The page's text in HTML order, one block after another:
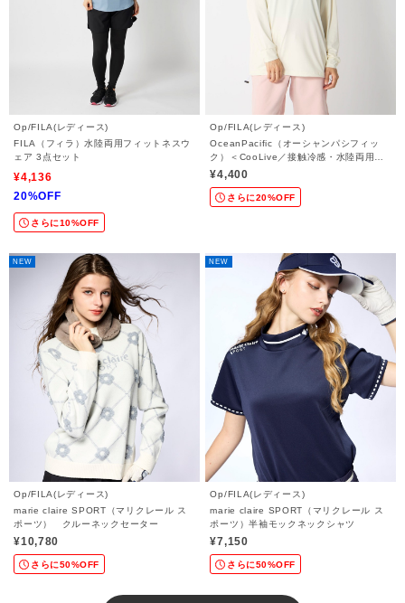
Op/FILA(レディース)
FILA（フィラ）水陸両用フィットネスウ
ェア 3点セット
¥4,136
20%OFF
さらに10%OFF
Op/FILA(レディース)
OceanPacific（オーシャンパシフィッ
ク）＜CooLive／接触冷感・水陸両用＞
ロゴロンT
¥4,400
さらに20%OFF
NEW
Op/FILA(レディース)
marie claire SPORT（マリクレール ス
ポーツ） クルーネックセーター
¥10,780
さらに50%OFF
NEW
Op/FILA(レディース)
marie claire SPORT（マリクレール ス
ポーツ）半袖モックネックシャツ
¥7,150
さらに50%OFF